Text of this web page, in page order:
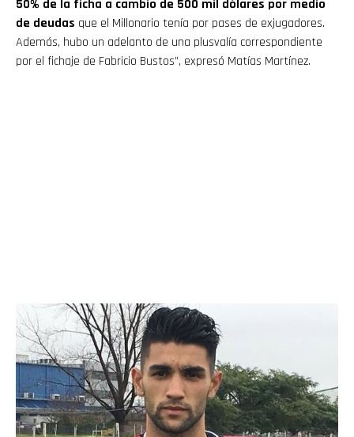
50% de la ficha a cambio de 500 mil dólares por medio
de deudas que el Millonario tenía por pases de exjugadores.
Además, hubo un adelanto de una plusvalía correspondiente
por el fichaje de Fabricio Bustos”, expresó Matías Martínez.